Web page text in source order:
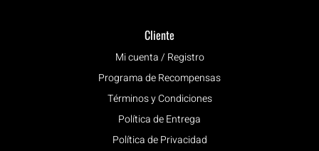
Cliente
Mi cuenta / Registro
Programa de Recompensas
Términos y Condiciones
Política de Entrega
Política de Privacidad